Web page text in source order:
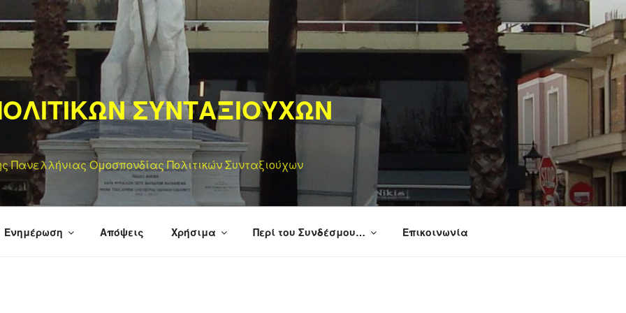
ΣΥΝΤΑΞΙΟΥΧΩΝ
Πανελλήνιας Ομοσπονδίας Πολιτικών Συνταξιούχων
Ενημέρωση Απόψεις Χρήσιμα Περί του Συνδέσμου… Επικοινωνία